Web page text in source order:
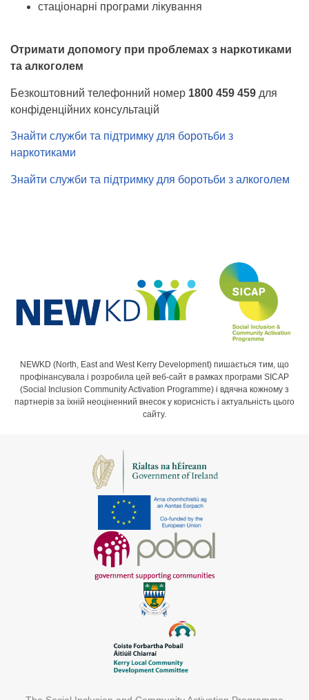
стаціонарні програми лікування
Отримати допомогу при проблемах з наркотиками
та алкоголем
Безкоштовний телефонний номер 1800 459 459 для
конфіденційних консультацій
Знайти служби та підтримку для боротьби з
наркотиками
Знайти служби та підтримку для боротьби з алкоголем
NEWKD (North, East and West Kerry Development) пишається тим, що
профінансувала і розробила цей веб-сайт в рамках програми SICAP
(Social Inclusion Community Activation Programme) і вдячна кожному з
партнерів за їхній неоціненний внесок у корисність і актуальність цього
сайту.